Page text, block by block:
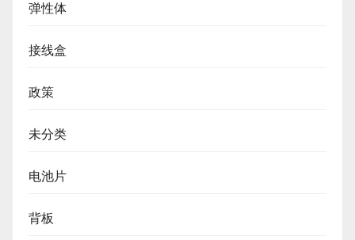
弹性体
接线盒
政策
未分类
电池片
背板